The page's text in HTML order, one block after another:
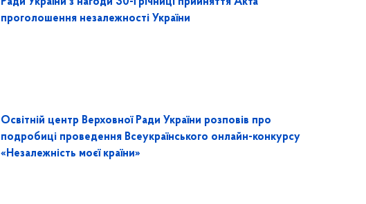
проголошення незалежності України
Освітній центр Верховної Ради України розповів про
подробиці проведення Всеукраїнського онлайн-конкурсу
«Незалежність моєї країни»